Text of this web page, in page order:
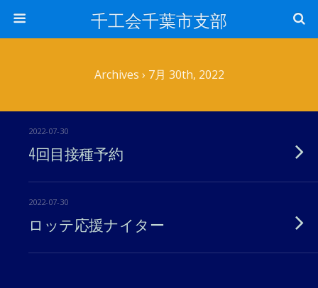
千工会千葉市支部
Archives › 7月 30th, 2022
2022-07-30
4回目接種予約
2022-07-30
ロッテ応援ナイター